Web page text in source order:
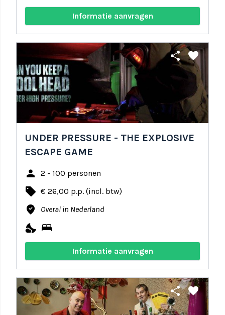
Informatie aanvragen
share favorite
UNDER PRESSURE - THE EXPLOSIVE
ESCAPE GAME
person 2 - 100 personen
local_offer € 26,00 p.p. (incl. btw)
where_to_vote Overal in Nederland
nights_stay bed
Informatie aanvragen
share favorite